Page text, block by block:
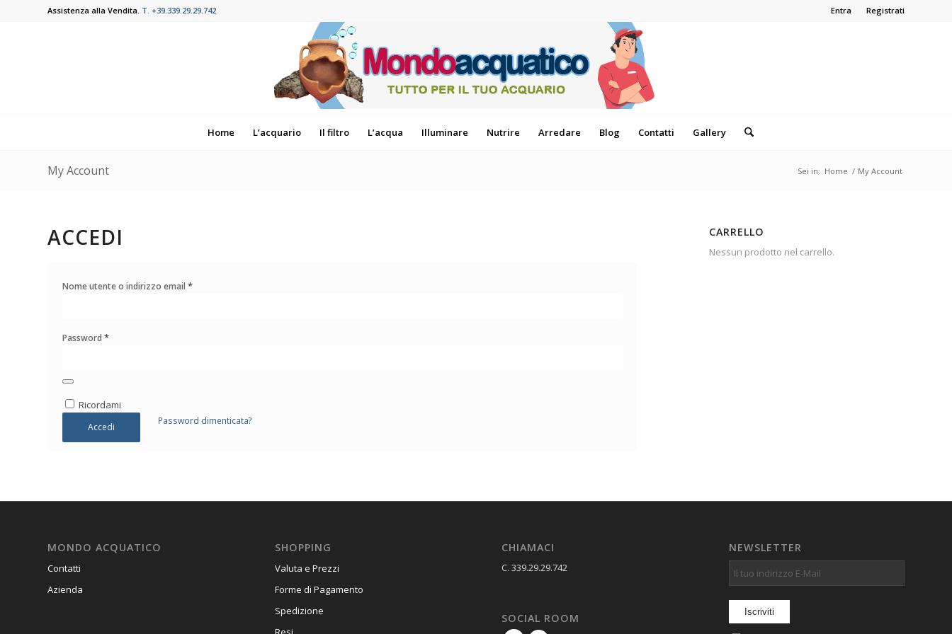
Entra Registrati
Assistenza alla Vendita. T. +39.339.29.29.742
Home L’acquario Il filtro L’acqua Illuminare Nutrire Arredare Blog Contatti Gallery
My Account Sei in: Home / My Account
ACCEDI
Nome utente o indirizzo email *
Password *
Ricordami
Accedi
Password dimenticata?
CARRELLO
Nessun prodotto nel carrello.
MONDO ACQUATICO
Contatti
Azienda
SHOPPING
Valuta e Prezzi
Forme di Pagamento
Spedizione
CHIAMACI
C. 339.29.29.742
SOCIAL ROOM
NEWSLETTER